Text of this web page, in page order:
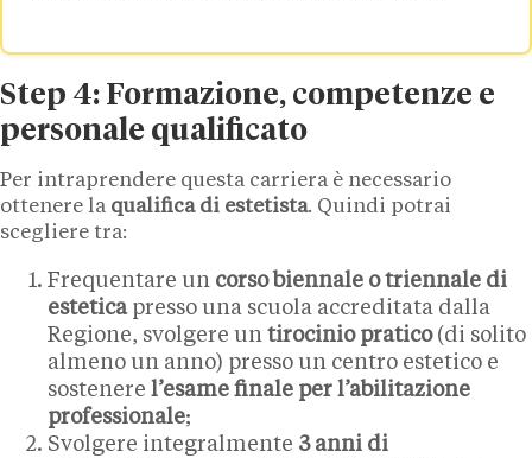
Step 4: Formazione, competenze e
personale qualificato
Per intraprendere questa carriera è necessario
ottenere la qualifica di estetista. Quindi potrai
scegliere tra:
Frequentare un corso biennale o triennale di
esteticapresso una scuola accreditata dalla
Regione, svolgere un tirocinio pratico(di solito
almeno un anno) presso un centro estetico e
sostenere l’esame finale per l’abilitazione
professionale;
Svolgere integralmente 3 anni di